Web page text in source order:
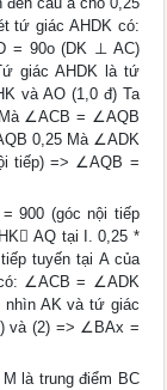
tứ giác AHDK có:
= 90o (DK ⊥ AC)
giác AHDK là tứ
và AO (1,0 đ) Ta
∠ACB = ∠AQB
0,25 Mà ∠ADK
tiếp) => ∠AQB =
900 (góc nội tiếp
AQ tại I. 0,25 *
tuyến tại A của
∠ACB = ∠ADK
AK và tứ giác
và (2) => ∠BAx =
là trung điểm BC